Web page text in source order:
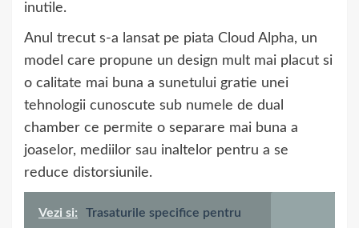
inutile.
Anul trecut s-a lansat pe piata Cloud Alpha, un
model care propune un design mult mai placut si
o calitate mai buna a sunetului gratie unei
tehnologii cunoscute sub numele de dual
chamber ce permite o separare mai buna a
joaselor, mediilor sau inaltelor pentru a se
reduce distorsiunile.
Vezi si:
Trasaturile specifice pentru